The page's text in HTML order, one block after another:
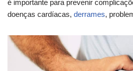
é importante para prevenir
doenças cardíacas, derrames,